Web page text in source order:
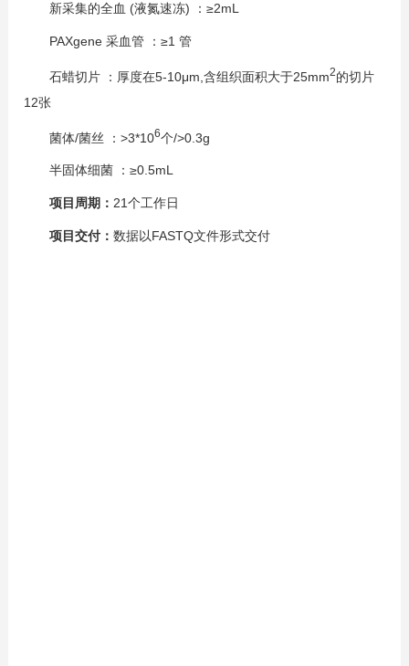
新采集的全血 (液氮速冻) ：≥2mL
PAXgene 采血管 ：≥1 管
石蜡切片 ：厚度在5-10μm,含组织面积大于25mm2的切片
12张
菌体/菌丝 ：>3*106个/>0.3g
半固体细菌 ：≥0.5mL
项目周期： 21个工作日
项目交付：数据以FASTQ文件形式交付